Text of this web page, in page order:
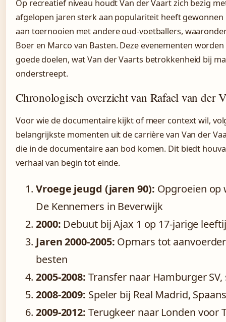
Op recreatief niveau houdt Van der Vaart zich bezig
afgelopen jaren sterk aan populariteit heeft gewonnen
aan toernooien met andere oud-voetballers,
Boer en Marco van Basten. Deze evenementen
goede doelen, wat Van der Vaarts betrokkenheid bij
onderstreept.
Chronologisch overzicht van Rafael van der
Voor wie de documentaire kijkt of meer context wil,
belangrijkste momenten uit de carrière van Van der
die in de documentaire aan bod komen. Dit biedt
verhaal van begin tot einde.
Vroege jeugd (jaren 90): Opgroeien op
De Kennemers in Beverwijk
2000: Debuut bij Ajax 1 op 17-jarige
Jaren 2000-2005: Opmars tot
besten
2005-2008: Transfer naar Hamburger
2008-2009: Speler bij Real Madrid,
2009-2012: Terugkeer naar Londen voor